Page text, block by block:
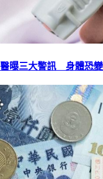
曝三大警訊 身體恐變